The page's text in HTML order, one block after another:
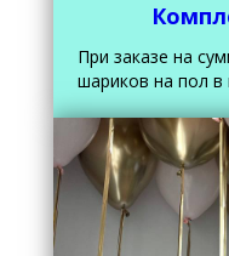
При заказе на
шариков на пол в